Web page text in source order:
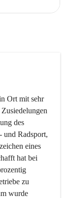
Ort mit sehr
des
und Radsport,
eines
hat bei
zu
wurde